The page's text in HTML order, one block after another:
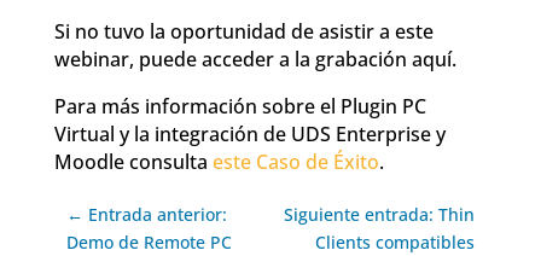
Si no tuvo la oportunidad de asistir a este
webinar, puede acceder a la grabación aquí.
Para más información sobre el Plugin PC
Virtual y la integración de UDS Enterprise y
Moodle consulta este Caso de Éxito.
← Entrada anterior:
Demo de Remote PC
Siguiente entrada: Thin
Clients compatibles